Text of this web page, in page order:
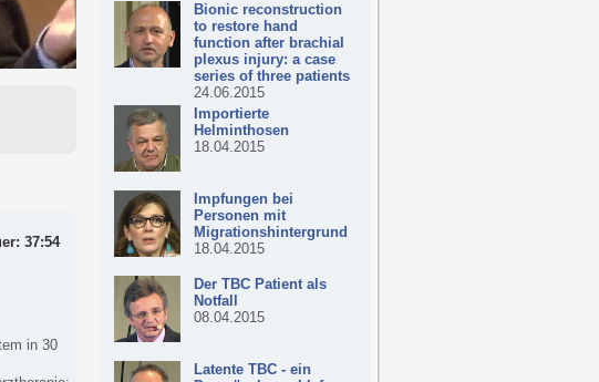
Bionic reconstruction
to restore hand
function after brachial
plexus injury: a case
series of three patients
24.06.2015
Importierte
Helminthosen
18.04.2015
Impfungen bei
Personen mit
Migrationshintergrund
18.04.2015
Der TBC Patient als
Notfall
08.04.2015
Latente TBC - ein
37:54
in 30